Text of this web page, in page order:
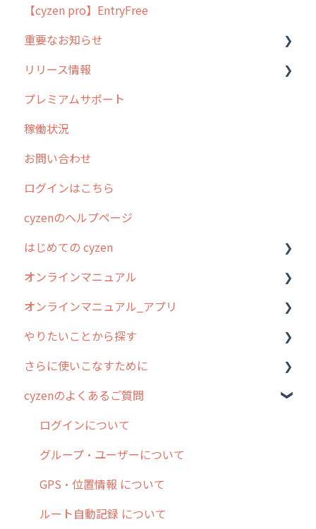
よくある質問
ラウンダー
メンテナンス
外廻り営業
清掃
不動産
【cyzen pro】EntryFree
重要なお知らせ
過去の重要なお知らせ
障害情報
リリース情報
リリース
2026年のリリース情報
2025年のリリース情報
2024年のリリース情報
2023年のリリース情報
過去のリリース
2019年までのリリース情報
お客様の声を実現しました
プレミアムサポート
稼働状況
お問い合わせ
ログインはこちら
cyzenのヘルプページ
はじめての cyzen
0. はじめてのcyzenの使い方
1. cyzenについて知ろう
2. 主要機能の概要
3. cyzenの位置情報取得について
4. cyzen利用前の準備：システム管理者編
5. 基本的な使い方：システム管理者編
6. 基本的な使い方：ユーザー編
7. 初心者向けよくある質問集
8. 用語集
オンラインマニュアル
管理サイトの使い始め
ユーザー・グループ管理
行動管理
予定管理
スポット
ステータス・主観
報告書・行動種別
勤怠管理
オンラインマニュアル_アプリ
アプリの使い始め
ホーム画面
スポット
報告閲覧
予定
日報
履歴
やりたいことから探す
行動管理
勤怠管理
予定管理
スポット
ステータス・主観
報告書・行動種別
さらに使いこなすために
はじめに
スポット・ステータス関連オプション
交通費自動計算
安全走行支援
写真管理・高画質化
cyzenのよくあるご質問
ログインについて
グループ・ユーザーについて
GPS・位置情報 について
ルート自動記録 について